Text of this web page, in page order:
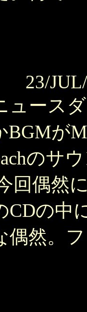
23/
ュース
が
のサ
回偶然
CDの中
偶然。